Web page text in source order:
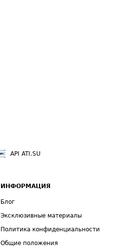
API ATI.SU
ИНФОРМАЦИЯ
Блог
Эксклюзивные материалы
Политика конфиденциальности
Общие положения